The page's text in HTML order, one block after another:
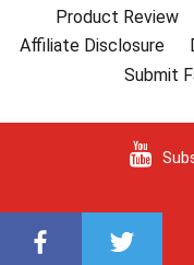
Product Review
Affiliate Disclosure
Submit